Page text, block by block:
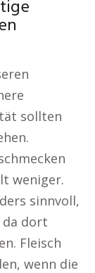
sollten
weniger.
sinnvoll,
da dort
Fleisch
wenn die